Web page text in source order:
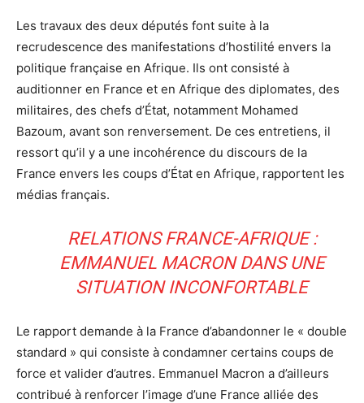
Les travaux des deux députés font suite à la
recrudescence des manifestations d’hostilité envers la
politique française en Afrique. Ils ont consisté à
auditionner en France et en Afrique des diplomates, des
militaires, des chefs d’État, notamment Mohamed
Bazoum, avant son renversement. De ces entretiens, il
ressort qu’il y a une incohérence du discours de la
France envers les coups d’État en Afrique, rapportent les
médias français.
RELATIONS FRANCE-AFRIQUE :
EMMANUEL MACRON DANS UNE
SITUATION INCONFORTABLE
Le rapport demande à la France d’abandonner le « double
standard » qui consiste à condamner certains coups de
force et valider d’autres. Emmanuel Macron a d’ailleurs
contribué à renforcer l’image d’une France alliée des